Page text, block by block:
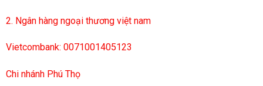
2. Ngân hàng ngoại thương việt nam
Vietcombank: 0071001405123
Chi nhánh Phú Thọ